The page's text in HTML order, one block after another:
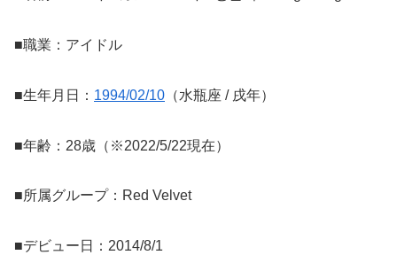
■職業：アイドル
■生年月日： 1994/02/10 （水瓶座 / 戌年）
■年齢：28歳（※2022/5/22現在）
■所属グループ：Red Velvet
■デビュー日：2014/8/1